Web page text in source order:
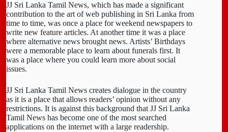
JJ Sri Lanka Tamil News, which has made a significant
contribution to the art of web publishing in Sri Lanka from
time to time, was once a place for weekend newspapers to
write new feature articles. At another time it was a place
where alternative news brought news. Artists’ Birthdays
were a memorable place to learn about funerals first. It
was a place where you could learn more about social
issues.
JJ Sri Lanka Tamil News creates dialogue in the country
as it is a place that allows readers’ opinion without any
restrictions. It is against this background that JJ Sri Lanka
Tamil News has become one of the most searched
applications on the internet with a large readership.